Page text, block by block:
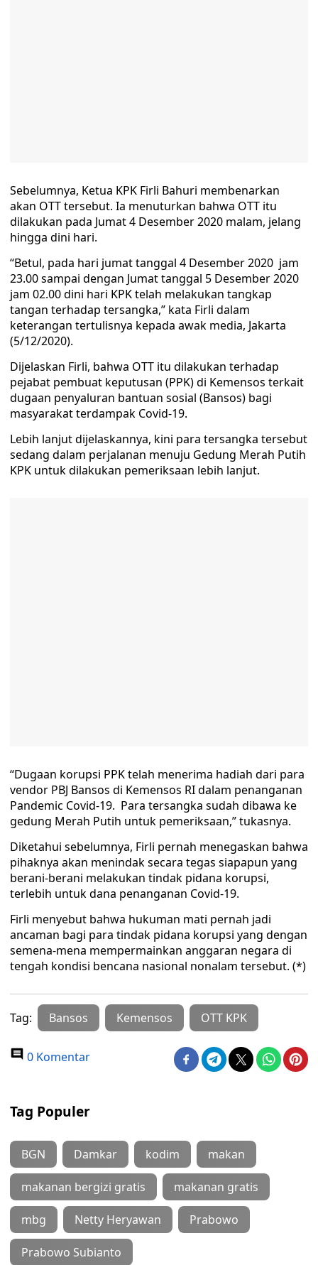
Sebelumnya, Ketua KPK Firli Bahuri membenarkan
akan OTT tersebut. Ia menuturkan bahwa OTT itu
dilakukan pada Jumat 4 Desember 2020 malam, jelang
hingga dini hari.
“Betul, pada hari jumat tanggal 4 Desember 2020 jam
23.00 sampai dengan Jumat tanggal 5 Desember 2020
jam 02.00 dini hari KPK telah melakukan tangkap
tangan terhadap tersangka,” kata Firli dalam
keterangan tertulisnya kepada awak media, Jakarta
(5/12/2020).
Dijelaskan Firli, bahwa OTT itu dilakukan terhadap
pejabat pembuat keputusan (PPK) di Kemensos terkait
dugaan penyaluran bantuan sosial (Bansos) bagi
masyarakat terdampak Covid-19.
Lebih lanjut dijelaskannya, kini para tersangka tersebut
sedang dalam perjalanan menuju Gedung Merah Putih
KPK untuk dilakukan pemeriksaan lebih lanjut.
“Dugaan korupsi PPK telah menerima hadiah dari para
vendor PBJ Bansos di Kemensos RI dalam penanganan
Pandemic Covid-19. Para tersangka sudah dibawa ke
gedung Merah Putih untuk pemeriksaan,” tukasnya.
Diketahui sebelumnya, Firli pernah menegaskan bahwa
pihaknya akan menindak secara tegas siapapun yang
berani-berani melakukan tindak pidana korupsi,
terlebih untuk dana penanganan Covid-19.
Firli menyebut bahwa hukuman mati pernah jadi
ancaman bagi para tindak pidana korupsi yang dengan
semena-mena mempermainkan anggaran negara di
tengah kondisi bencana nasional nonalam tersebut. (*)
Tag: Bansos Kemensos OTT KPK
0 Komentar
Tag Populer
BGN Damkar kodim makan
makanan bergizi gratis makanan gratis
mbg Netty Heryawan Prabowo
Prabowo Subianto